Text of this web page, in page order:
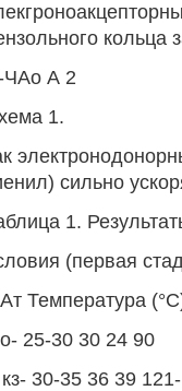
кольца
ЧАо А 2
1.
сильно
1.
(первая
Температура
25-30 30 24 90
30-35 36 39